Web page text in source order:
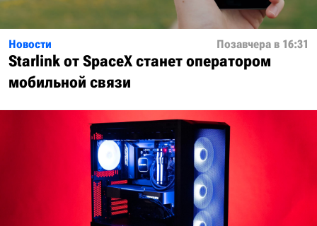
Новости Позавчера в 16:31
Starlink от SpaceX станет оператором
мобильной связи